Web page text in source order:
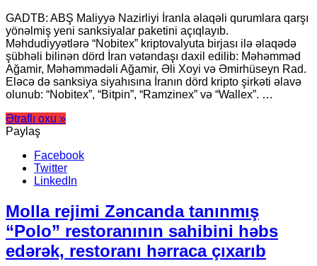
GADTB: ABŞ Maliyyə Nazirliyi İranla əlaqəli qurumlara qarşı
yönəlmiş yeni sanksiyalar paketini açıqlayıb.
Məhdudiyyətlərə “Nobitex” kriptovalyuta birjası ilə əlaqədə
şübhəli bilinən dörd İran vətəndaşı daxil edilib: Məhəmməd
Ağamir, Məhəmmədəli Ağamir, Əli Xoyi və Əmirhüseyn Rad.
Eləcə də sanksiya siyahısına İranın dörd kripto şirkəti əlavə
olunub: “Nobitex”, “Bitpin”, “Ramzinex” və “Wallex”. …
Ətraflı oxu »
Paylaş
Facebook
Twitter
LinkedIn
Molla rejimi Zəncanda tanınmış
“Polo” restoranının sahibini həbs
edərək, restoranı hərraca çıxarıb